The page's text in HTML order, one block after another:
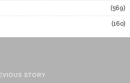
569
160
STORY